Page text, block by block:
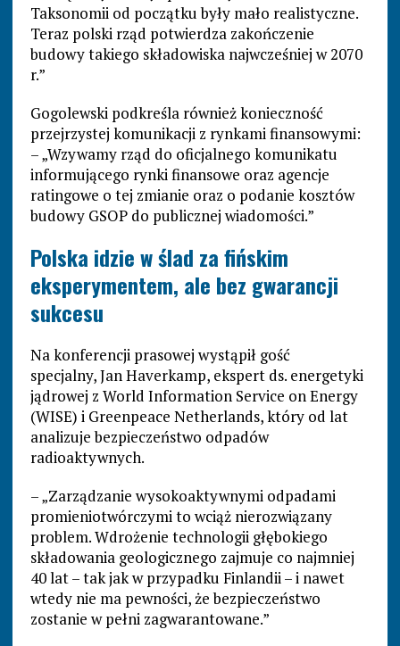
Taksonomii od początku były mało realistyczne.
Teraz polski rząd potwierdza zakończenie
budowy takiego składowiska najwcześniej w 2070
r.”
Gogolewski podkreśla również konieczność
przejrzystej komunikacji z rynkami finansowymi:
– „Wzywamy rząd do oficjalnego komunikatu
informującego rynki finansowe oraz agencje
ratingowe o tej zmianie oraz o podanie kosztów
budowy GSOP do publicznej wiadomości.”
Polska idzie w ślad za fińskim
eksperymentem, ale bez gwarancji
sukcesu
Na konferencji prasowej wystąpił gość
specjalny, Jan Haverkamp, ekspert ds. energetyki
jądrowej z World Information Service on Energy
(WISE) i Greenpeace Netherlands, który od lat
analizuje bezpieczeństwo odpadów
radioaktywnych.
– „Zarządzanie wysokoaktywnymi odpadami
promieniotwórczymi to wciąż nierozwiązany
problem. Wdrożenie technologii głębokiego
składowania geologicznego zajmuje co najmniej
40 lat – tak jak w przypadku Finlandii – i nawet
wtedy nie ma pewności, że bezpieczeństwo
zostanie w pełni zagwarantowane.”